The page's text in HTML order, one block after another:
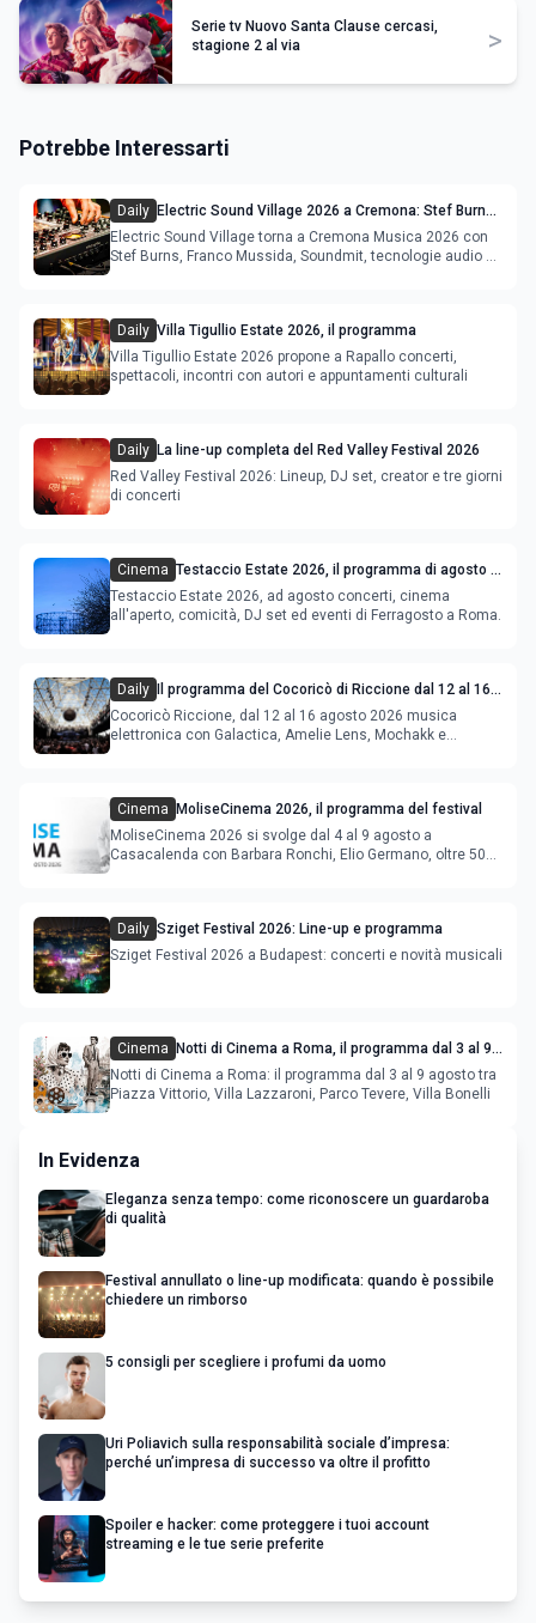
Serie tv Nuovo Santa Clause cercasi,
stagione 2 al via
>
Potrebbe Interessarti
Daily Electric Sound Village 2026 a Cremona: Stef Burns,
Soundmit e Young Band Contest, il programma
Electric Sound Village torna a Cremona Musica 2026 con
Stef Burns, Franco Mussida, Soundmit, tecnologie audio e
Daily Villa Tigullio Estate 2026, il programma
Villa Tigullio Estate 2026 propone a Rapallo concerti,
spettacoli, incontri con autori e appuntamenti culturali
Daily La line-up completa del Red Valley Festival 2026
Red Valley Festival 2026: Lineup, DJ set, creator e tre giorni
di concerti
Cinema Testaccio Estate 2026, il programma di agosto e
Ferragosto
Testaccio Estate 2026, ad agosto concerti, cinema
all'aperto, comicità, DJ set ed eventi di Ferragosto a Roma.
Daily
Il programma del Cocoricò di Riccione dal 12 al 16
agosto 2026
Cocoricò Riccione, dal 12 al 16 agosto 2026 musica
elettronica con Galactica, Amelie Lens, Mochakk e
Cinema
MoliseCinema 2026, il programma del festival
MoliseCinema 2026 si svolge dal 4 al 9 agosto a
Casacalenda con Barbara Ronchi, Elio Germano, oltre 50
Daily Sziget Festival 2026: Line-up e programma
Sziget Festival 2026 a Budapest: concerti e novità musicali
Cinema
Notti di Cinema a Roma, il programma dal 3 al 9
agosto
Notti di Cinema a Roma: il programma dal 3 al 9 agosto tra
Piazza Vittorio, Villa Lazzaroni, Parco Tevere, Villa Bonelli
In Evidenza
Eleganza senza tempo: come riconoscere un guardaroba
di qualità
Festival annullato o line-up modificata: quando è possibile
chiedere un rimborso
5 consigli per scegliere i profumi da uomo
Uri Poliavich sulla responsabilità sociale d’impresa:
perché un’impresa di successo va oltre il profitto
Spoiler e hacker: come proteggere i tuoi account
streaming e le tue serie preferite